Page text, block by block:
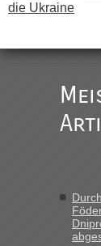
die Ukraine
Ist korrekt,
darauf
War aber nicht
buchbar -
Hab´s
Strecke fahren